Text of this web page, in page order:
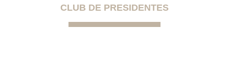
CLUB DE PRESIDENTES